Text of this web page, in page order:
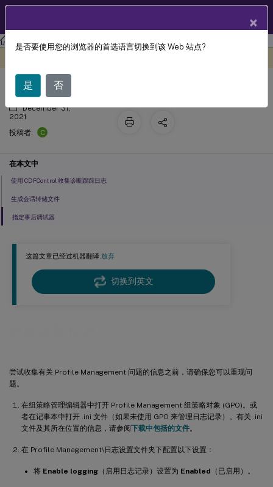
Profile Management Profile Management 2109
这篇文章已经过机器翻译.放弃
切换到英文
尝试收集有关 Profile Management 问题的信息之前，请确保您可以重现问
题。
在组策略管理编辑器中打开 Profile Management 组策略对象 (GPO)。或
者在记事本中打开 .ini 文件（如果未使用 GPO 来管理日志记录）。有关 .ini
文件及其所在位置的信息，请参阅下载中包括的文件。
在 Profile Management\日志设置文件夹下配置以下设置：
将 Enable logging （启用日志记录）设置为 Enabled （已启用）。
收集诊断信息
December 31,
2021
投稿者:
C
在本文中
使用 CDFControl 收集诊断跟踪日志
生成会话转储文件
指定事后调试器
×
是否要使用您的浏览器的首选语言切换到该 Web 站点?
是 否